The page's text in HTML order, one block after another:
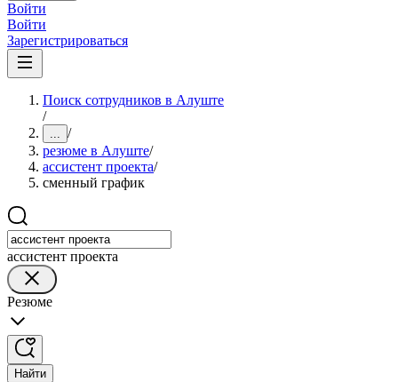
Войти
Войти
Зарегистрироваться
Поиск сотрудников в Алуште
/
... /
резюме в Алуште/
ассистент проекта/
сменный график
ассистент проекта
Резюме
Найти